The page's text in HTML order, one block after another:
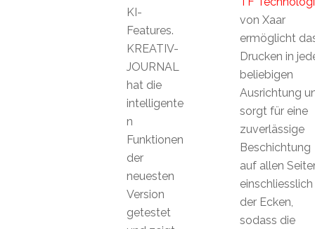
von Xaar
ermöglicht
Drucken in
beliebigen
Ausrichtung
sorgt für eine
zuverlässige
Beschichtung
auf allen
einschliesslich
der Ecken,
sodass die
KI-
Features.
KREATIV-
JOURNAL
hat die
intelligente
n
Funktionen
der
neuesten
Version
getestet